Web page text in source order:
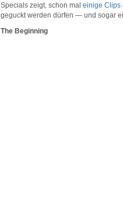
Specials zeigt, schon mal einige Clips
geguckt werden dürfen — und sogar
The Beginning